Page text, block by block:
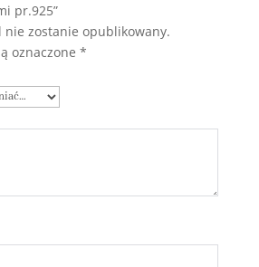
pr.925”
nie zostanie opublikowany.
oznaczone *